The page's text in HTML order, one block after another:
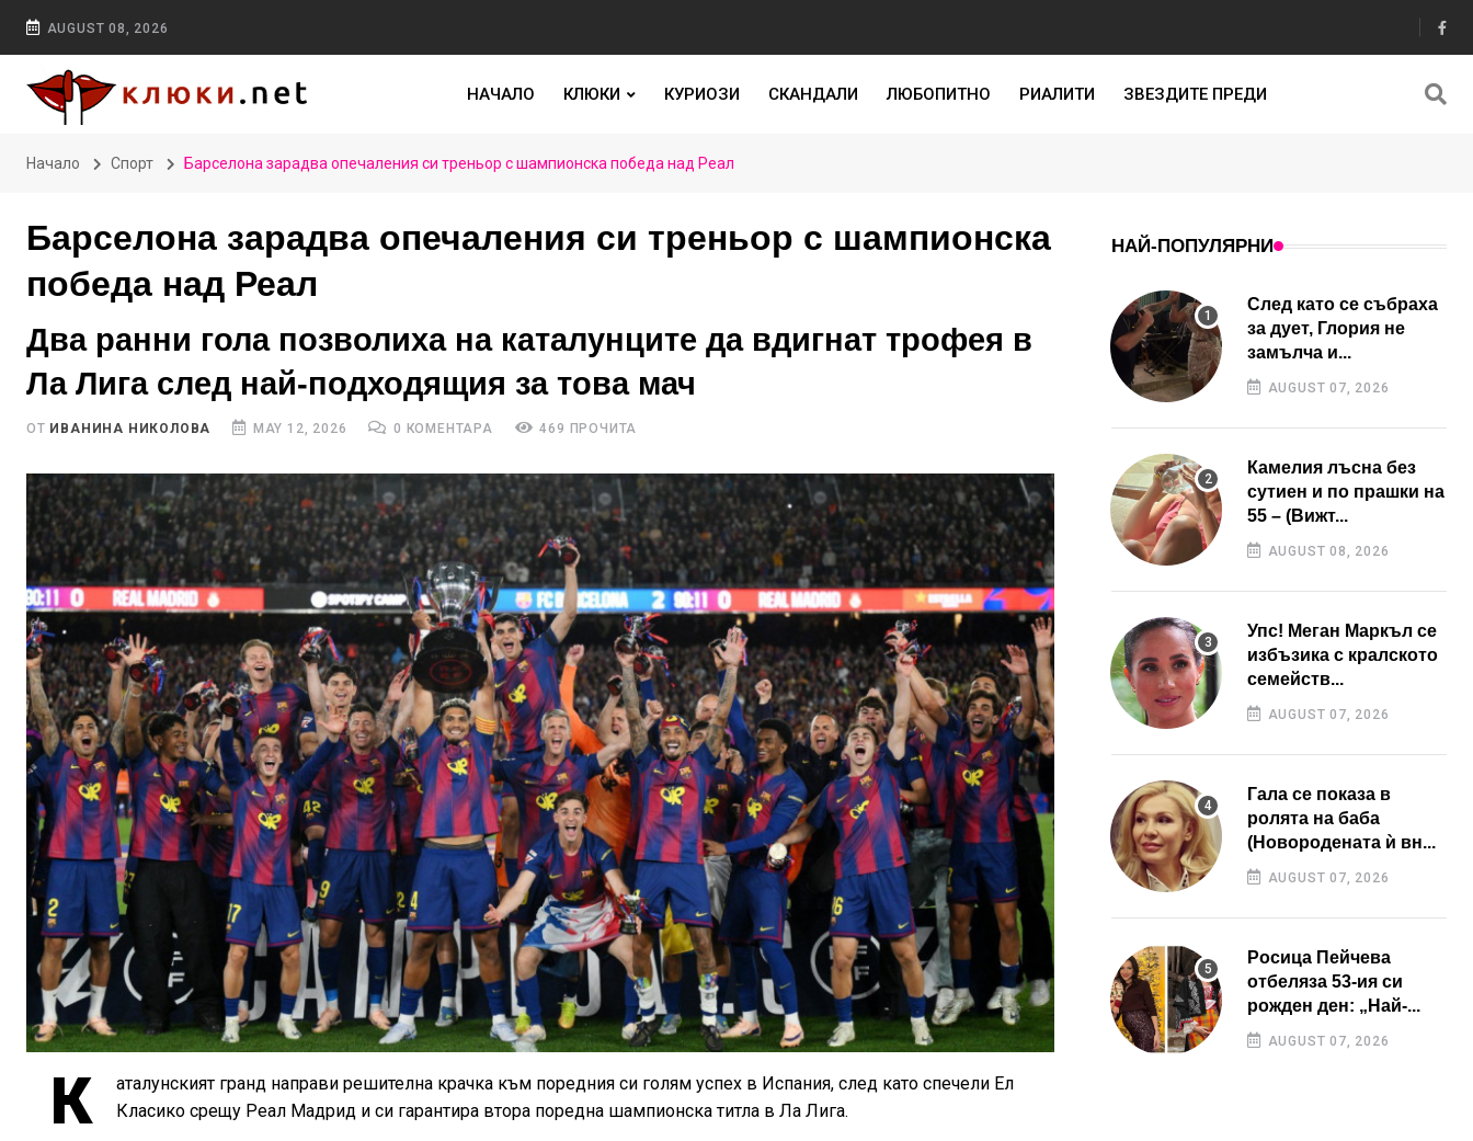
AUGUST 08, 2026
НАЧАЛО КЛЮКИ КУРИОЗИ СКАНДАЛИ ЛЮБОПИТНО РИАЛИТИ ЗВЕЗДИТЕ ПРЕДИ
Начало Спорт Барселона зарадва опечаления си треньор с шампионска победа над Реал
Барселона зарадва опечаления си треньор с шампионска
победа над Реал
Два ранни гола позволиха на каталунците да вдигнат трофея в
Ла Лига след най-подходящия за това мач
ОТ ИВАНИНА НИКОЛОВА MAY 12, 2026 0 КОМЕНТАРА 469 ПРОЧИТА
К
аталунският гранд направи решителна крачка към поредния си голям успех в Испания, след като спечели Ел
Класико срещу Реал Мадрид и си гарантира втора поредна шампионска титла в Ла Лига.
НАЙ-ПОПУЛЯРНИ
След като се събраха
за дует, Глория не
замълча и...
AUGUST 07, 2026
Камелия лъсна без
сутиен и по прашки на
55 – (Вижт...
AUGUST 08, 2026
Упс! Меган Маркъл се
избъзика с кралското
семейств...
AUGUST 07, 2026
Гала се показа в
ролята на баба
(Новородената ѝ вн...
AUGUST 07, 2026
Росица Пейчева
отбеляза 53-ия си
рожден ден: „Най-...
AUGUST 07, 2026